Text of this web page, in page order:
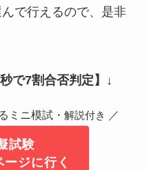
で行えるので、是非
で7割合否判定】 ↓
ミニ模試・ 解説付き ／
試験
ジに行く